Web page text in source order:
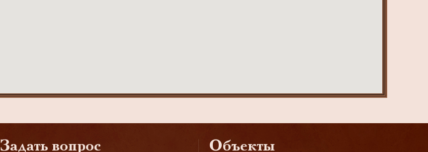
Задать вопрос Объекты